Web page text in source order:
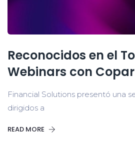
Reconocidos en el
Webinars con
Financial Solutions presentó una
dirigidos a
READ MORE